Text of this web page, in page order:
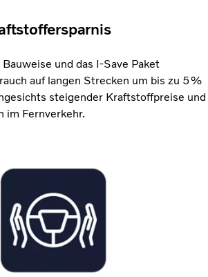
und das I-Save Paket
auf langen Strecken um bis zu 5 %
steigender Kraftstoffpreise und
im Fernverkehr.